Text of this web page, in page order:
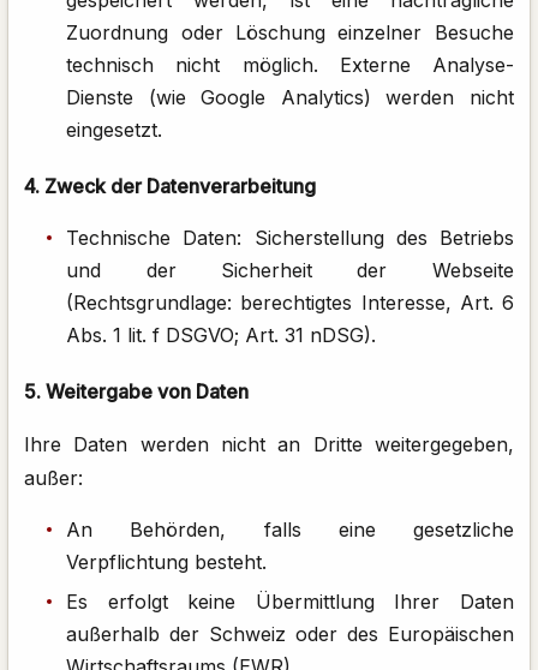
Zuordnung oder Löschung einzelner Besuche
technisch nicht möglich. Externe Analyse-
Dienste (wie Google Analytics) werden nicht
eingesetzt.
4. Zweck der Datenverarbeitung
Technische Daten: Sicherstellung des Betriebs
und der Sicherheit der Webseite
(Rechtsgrundlage: berechtigtes Interesse, Art. 6
Abs. 1 lit. f DSGVO; Art. 31 nDSG).
5. Weitergabe von Daten
Ihre Daten werden nicht an Dritte weitergegeben,
außer:
An Behörden, falls eine gesetzliche
Verpflichtung besteht.
Es erfolgt keine Übermittlung Ihrer Daten
außerhalb der Schweiz oder des Europäischen